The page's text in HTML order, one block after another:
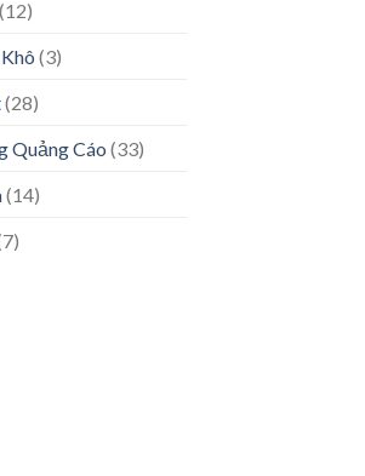
(3)
(28)
Quảng Cáo (33)
(14)